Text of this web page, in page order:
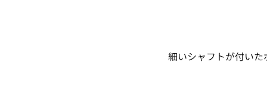
細いシャフトが付いた